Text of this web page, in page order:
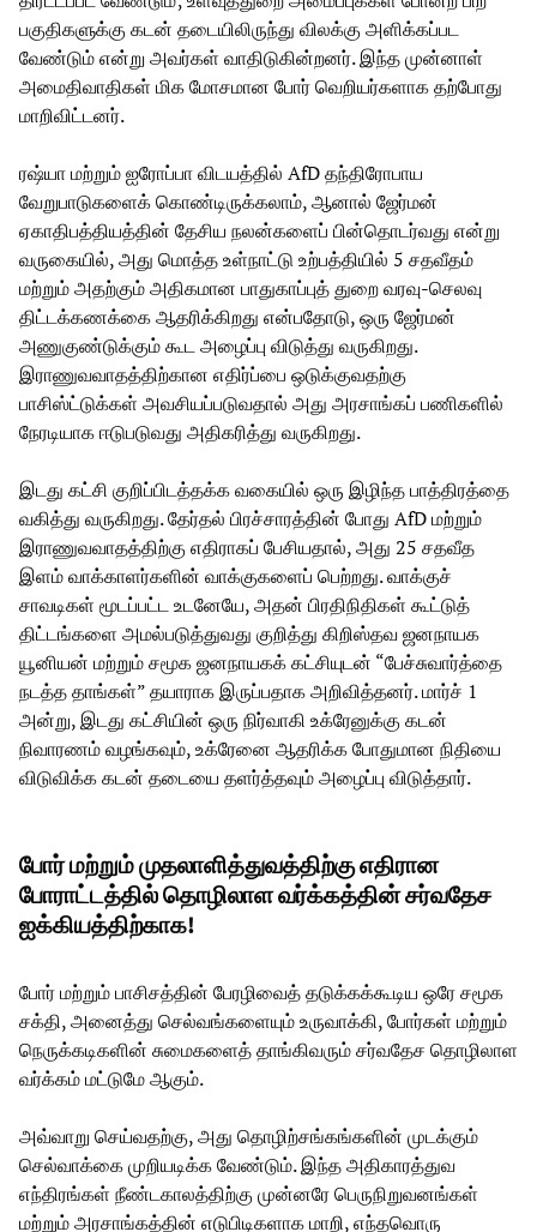
பகுதிகளுக்கு கடன் தடையிலிருந்து விலக்கு அளிக்கப்பட
வேண்டும் என்று அவர்கள் வாதிடுகின்றனர். இந்த முன்னாள்
அமைதிவாதிகள் மிக மோசமான போர் வெறியர்களாக தற்போது
மாறிவிட்டனர்.
ரஷ்யா மற்றும் ஐரோப்பா விடயத்தில் AfD தந்திரோபாய
வேறுபாடுகளைக் கொண்டிருக்கலாம், ஆனால் ஜேர்மன்
ஏகாதிபத்தியத்தின் தேசிய நலன்களைப் பின்தொடர்வது என்று
வருகையில், அது மொத்த உள்நாட்டு உற்பத்தியில் 5 சதவீதம்
மற்றும் அதற்கும் அதிகமான பாதுகாப்புத் துறை வரவு-செலவு
திட்டக்கணக்கை ஆதரிக்கிறது என்பதோடு, ஒரு ஜேர்மன்
அணுகுண்டுக்கும் கூட அழைப்பு விடுத்து வருகிறது.
இராணுவவாதத்திற்கான எதிர்ப்பை ஒடுக்குவதற்கு
பாசிஸ்ட்டுக்கள் அவசியப்படுவதால் அது அரசாங்கப் பணிகளில்
நேரடியாக ஈடுபடுவது அதிகரித்து வருகிறது.
இடது கட்சி குறிப்பிடத்தக்க வகையில் ஒரு இழிந்த பாத்திரத்தை
வகித்து வருகிறது. தேர்தல் பிரச்சாரத்தின் போது AfD மற்றும்
இராணுவவாதத்திற்கு எதிராகப் பேசியதால், அது 25 சதவீத
இளம் வாக்காளர்களின் வாக்குகளைப் பெற்றது. வாக்குச்
சாவடிகள் மூடப்பட்ட உடனேயே, அதன் பிரதிநிதிகள் கூட்டுத்
திட்டங்களை அமல்படுத்துவது குறித்து கிறிஸ்தவ ஜனநாயக
யூனியன் மற்றும் சமூக ஜனநாயகக் கட்சியுடன் “பேச்சுவார்த்தை
நடத்த தாங்கள்” தயாராக இருப்பதாக அறிவித்தனர். மார்ச் 1
அன்று, இடது கட்சியின் ஒரு நிர்வாகி உக்ரேனுக்கு கடன்
நிவாரணம் வழங்கவும், உக்ரேனை ஆதரிக்க போதுமான நிதியை
விடுவிக்க கடன் தடையை தளர்த்தவும் அழைப்பு விடுத்தார்.
போர் மற்றும் முதலாளித்துவத்திற்கு எதிரான
போராட்டத்தில் தொழிலாள வர்க்கத்தின் சர்வதேச
ஐக்கியத்திற்காக!
போர் மற்றும் பாசிசத்தின் பேரழிவைத் தடுக்கக்கூடிய ஒரே சமூக
சக்தி, அனைத்து செல்வங்களையும் உருவாக்கி, போர்கள் மற்றும்
நெருக்கடிகளின் சுமைகளைத் தாங்கிவரும் சர்வதேச தொழிலாள
வர்க்கம் மட்டுமே ஆகும்.
அவ்வாறு செய்வதற்கு, அது தொழிற்சங்கங்களின் முடக்கும்
செல்வாக்கை முறியடிக்க வேண்டும். இந்த அதிகாரத்துவ
எந்திரங்கள் நீண்டகாலத்திற்கு முன்னரே பெருநிறுவனங்கள்
மற்றும் அரசாங்கத்தின் எடுபிடிகளாக மாறி, எந்தவொரு